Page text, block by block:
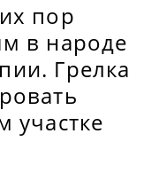
пор
в народе
Грелка
участке